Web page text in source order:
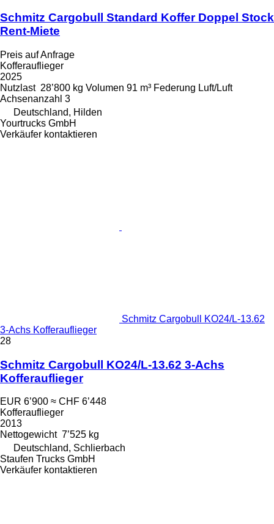
Schmitz Cargobull Standard Koffer Doppel Stock
Rent-Miete
Preis auf Anfrage
Kofferauflieger
2025
Nutzlast 28’800 kg Volumen 91 m³ Federung Luft/Luft
Achsenanzahl 3
Deutschland, Hilden
Yourtrucks GmbH
Verkäufer kontaktieren
Schmitz Cargobull KO24/L-13.62
3-Achs Kofferauflieger
28
Schmitz Cargobull KO24/L-13.62 3-Achs
Kofferauflieger
EUR 6’900 ≈ CHF 6’448
Kofferauflieger
2013
Nettogewicht 7’525 kg
Deutschland, Schlierbach
Staufen Trucks GmbH
Verkäufer kontaktieren